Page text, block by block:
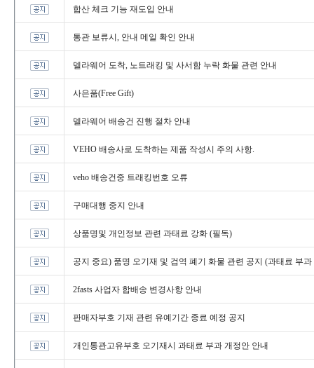
합산체크기능재도입안내
통관보류시,안내메일확인안내
델라웨어도착,노트래킹및사서함누락화물관련안내
사은품(FreeGift)
델라웨어배송건진행절차안내
VEHO배송사로도착하는제품작성시주의사항.
veho배송건중트래킹번호오류
구매대행중지안내
상품명및개인정보관련과태료강화(필독)
공지중요)품명오기재및검역폐기화물관련공지(과태료부과
2fasts사업자합배송변경사항안내
판매자부호기재관련유예기간종료예정공지
개인통관고유부호오기재시과태료부과개정안안내